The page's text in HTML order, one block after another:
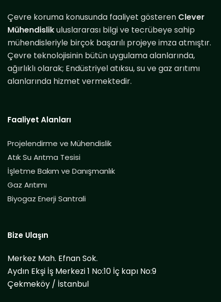
Çevre koruma konusunda faaliyet gösteren Clever
Mühendislikuluslararası bilgi ve tecrübeye sahip
mühendisleriyle birçok başarılı projeye imza atmıştır.
Çevre teknolojisinin bütün uygulama alanlarında,
ağırlıklı olarak; Endüstriyel atıksu, su ve gaz arıtımı
alanlarında hizmet vermektedir.
Faaliyet Alanları
Projelendirme ve Mühendislik
Atık Su Arıtma Tesisi
İşletme Bakım ve Danışmanlık
Gaz Arıtımı
Biyogaz Enerji Santrali
Bize Ulaşın
Merkez Mah. Efnan Sok.
Aydın Ekşi İş Merkezi 1 No:10 İç kapı No:9
Çekmeköy / İstanbul